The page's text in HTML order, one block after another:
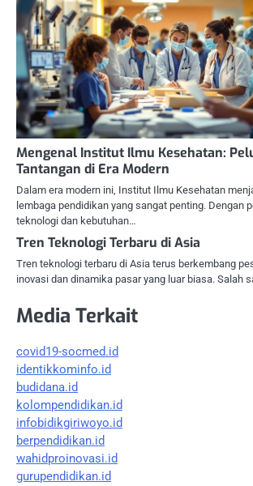
Mengenal Institut Ilmu Kesehatan:
Tantangan di Era Modern
Dalam era modern ini, Institut Ilmu Kesehatan
lembaga pendidikan yang sangat penting. Dengan
teknologi dan kebutuhan…
Tren Teknologi Terbaru di Asia
Tren teknologi terbaru di Asia terus berkembang
inovasi dan dinamika pasar yang luar biasa. Salah
Media Terkait
covid19-socmed.id
identikkominfo.id
budidana.id
kolompendidikan.id
infobidikgiriwoyo.id
berpendidikan.id
wahidproinovasi.id
gurupendidikan.id